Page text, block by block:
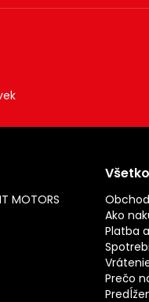
MOTORS
Ako
Platba
Prečo